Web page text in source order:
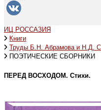
ИЦ РОССАЗИЯ
Книги
Труды Б.Н. Абрамова и Н.Д.
ПОЭТИЧЕСКИЕ СБОРНИКИ
ПЕРЕД ВОСХОДОМ. Стихи.